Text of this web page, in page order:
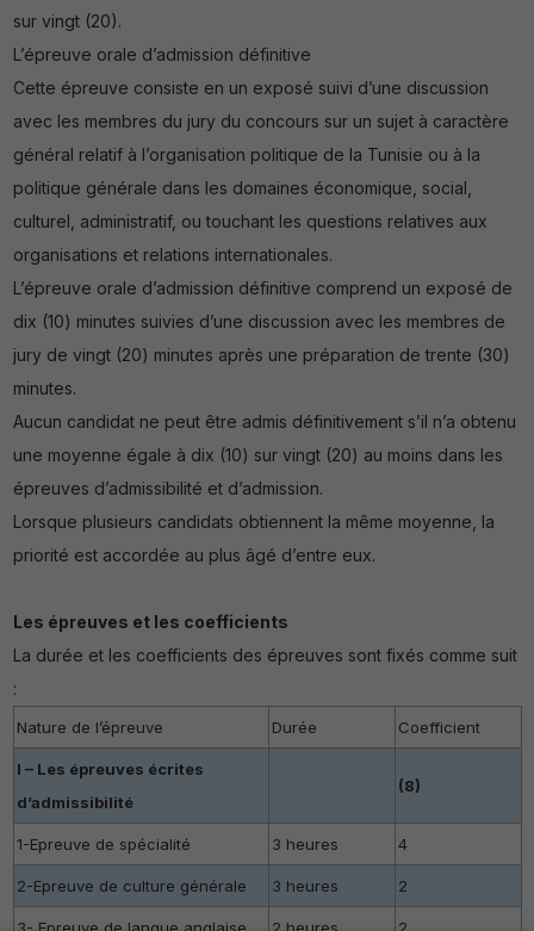
sur vingt (20).
L’épreuve orale d’admission définitive
Cette épreuve consiste en un exposé suivi d’une discussion
avec les membres du jury du concours sur un sujet à caractère
général relatif à l’organisation politique de la Tunisie ou à la
politique générale dans les domaines économique, social,
culturel, administratif, ou touchant les questions relatives aux
organisations et relations internationales.
L’épreuve orale d’admission définitive comprend un exposé de
dix (10) minutes suivies d’une discussion avec les membres de
jury de vingt (20) minutes après une préparation de trente (30)
minutes.
Aucun candidat ne peut être admis définitivement s’il n’a obtenu
une moyenne égale à dix (10) sur vingt (20) au moins dans les
épreuves d’admissibilité et d’admission.
Lorsque plusieurs candidats obtiennent la même moyenne, la
priorité est accordée au plus âgé d’entre eux.
Les épreuves et les coefficients
La durée et les coefficients des épreuves sont fixés comme suit
:
Nature de l’épreuve Durée Coefficient
I – Les épreuves écrites
d’admissibilité
(8)
1-Epreuve de spécialité 3 heures 4
2-Epreuve de culture générale 3 heures 2